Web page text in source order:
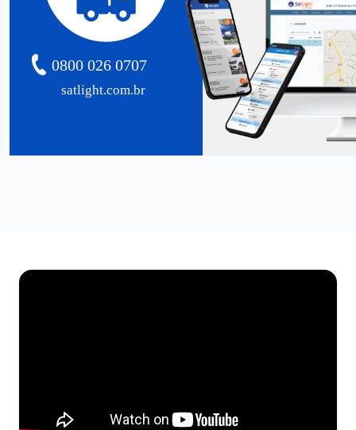
satlight.com.br
0800 026 0707